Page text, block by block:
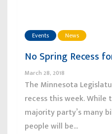
Events News
No Spring Recess
March 28, 2018
The Minnesota
recess this week.
majority party’s many
people will be...